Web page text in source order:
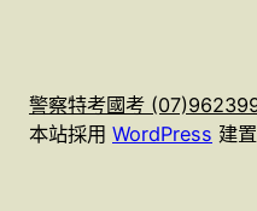
警察特考國考
本站採用 WordPress 建置